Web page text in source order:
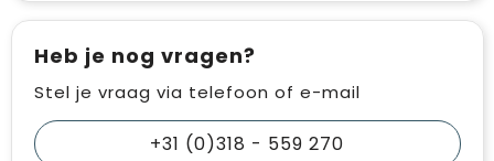
Heb je nog vragen?
Stel je vraag via telefoon of e-mail
+31 (0)318 - 559 270